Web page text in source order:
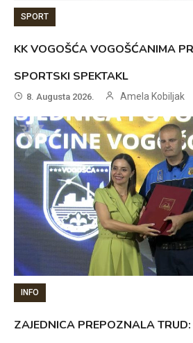
SPORT
KK VOGOŠĆA VOGOŠĆANIMA
SPORTSKI SPEKTAKL
8. Augusta 2026. Amela Kobiljak
INFO
ZAJEDNICA PREPOZNALA